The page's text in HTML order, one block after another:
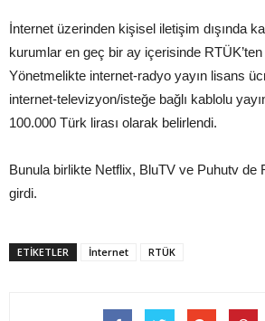
İnternet üzerinden kişisel iletişim dışında
kurumlar en geç bir ay içerisinde
Yönetmelikte internet-radyo yayın lisans
internet-televizyon/isteğe bağlı kablolu
100.000 Türk lirası olarak belirlendi.
Bunula birlikte Netflix, BluTV ve Puhutv de
girdi.
ETIKETLER İnternet RTÜK